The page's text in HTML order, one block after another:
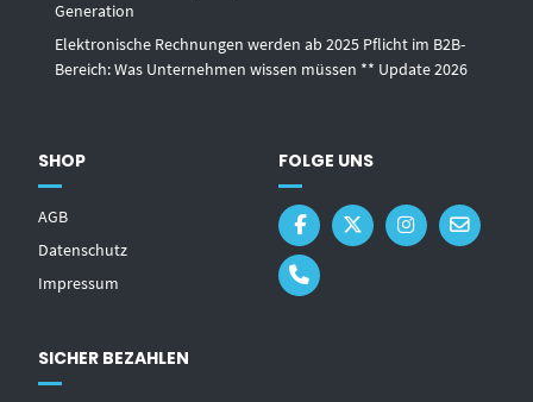
Generation
Elektronische Rechnungen werden ab 2025 Pflicht im B2B-
Bereich: Was Unternehmen wissen müssen ** Update 2026
SHOP
AGB
Datenschutz
Impressum
FOLGE UNS
SICHER BEZAHLEN